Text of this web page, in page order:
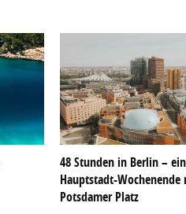
48 Stunden in Berlin –
Hauptstadt-
Potsdamer Platz